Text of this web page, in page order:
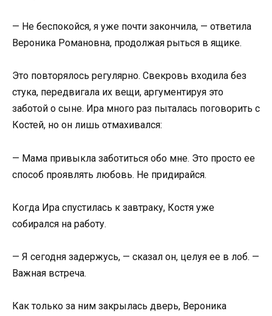
— Не беспокойся, я уже почти закончила, — ответила
Вероника Романовна, продолжая рыться в ящике.
Это повторялось регулярно. Свекровь входила без
стука, передвигала их вещи, аргументируя это
заботой о сыне. Ира много раз пыталась поговорить с
Костей, но он лишь отмахивался:
— Мама привыкла заботиться обо мне. Это просто ее
способ проявлять любовь. Не придирайся.
Когда Ира спустилась к завтраку, Костя уже
собирался на работу.
— Я сегодня задержусь, — сказал он, целуя ее в лоб. —
Важная встреча.
Как только за ним закрылась дверь, Вероника